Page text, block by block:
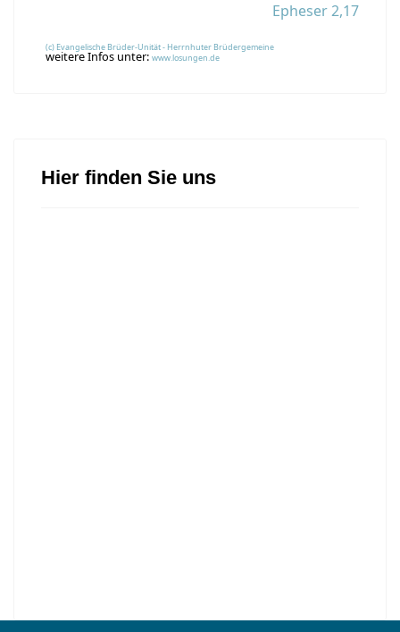
Epheser 2,17
(c) Evangelische Brüder-Unität - Herrnhuter Brüdergemeine
weitere Infos unter: www.losungen.de
Hier finden Sie uns